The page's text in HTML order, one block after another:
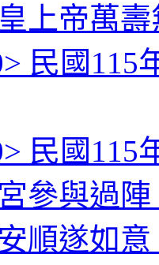
上帝萬壽
> 民國115
> 民國115
參與過
順遂如